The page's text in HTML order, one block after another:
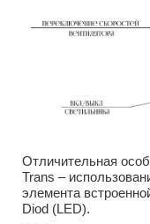
Отличительная
Trans –
элемента
Diod (LED).